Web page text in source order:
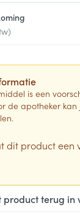
is een
de apotheker kan
dit product een
product terug in